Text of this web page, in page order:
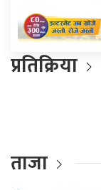
प्रतिक्रिया
ताजा